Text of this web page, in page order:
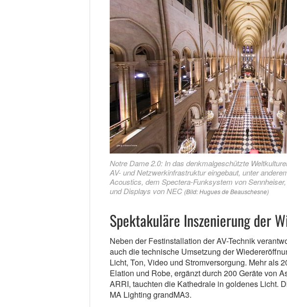
Notre Dame 2.0: In das denkmalgeschützte
AV- und Netzwerkinfrastruktur eingebaut, unter
Acoustics, dem Spectera-Funksystem von
und Displays von NEC (Bild: Hugues de Beauschesne)
Spektakuläre Inszenierung der
Neben der Festinstallation der AV-Technik
auch die technische Umsetzung der
Licht, Ton, Video und Stromversorgung. Mehr als
Elation und Robe, ergänzt durch 200 Geräte von
ARRI, tauchten die Kathedrale in goldenes Licht.
MA Lighting grandMA3.